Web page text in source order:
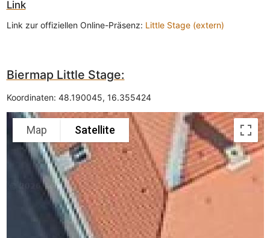
Link
Link zur offiziellen Online-Präsenz: Little Stage (extern)
Biermap Little Stage:
Koordinaten: 48.190045, 16.355424
Map Satellite